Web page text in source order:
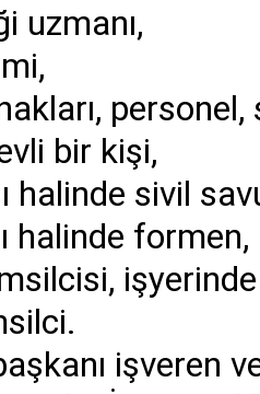
uzmanı,
bir kişi,
halinde sivil
halinde
işveren